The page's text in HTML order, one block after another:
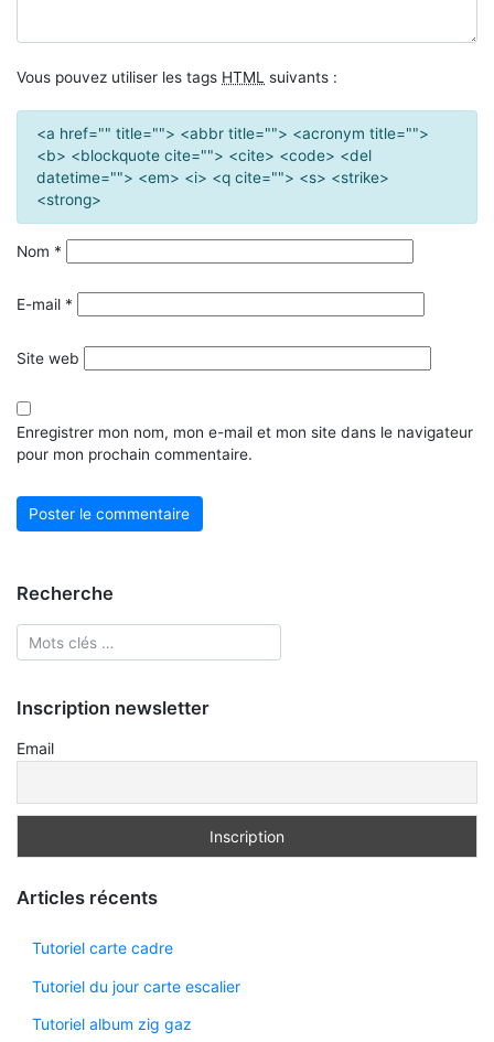
Vous pouvez utiliser les tags HTML suivants :
<a href="" title=""> <abbr title=""> <acronym title="">
<b> <blockquote cite=""> <cite> <code> <del
datetime=""> <em> <i> <q cite=""> <s> <strike>
<strong>
Nom *
E-mail *
Site web
Enregistrer mon nom, mon e-mail et mon site dans le navigateur
pour mon prochain commentaire.
Recherche
Inscription newsletter
Email
Articles récents
Tutoriel carte cadre
Tutoriel du jour carte escalier
Tutoriel album zig gaz